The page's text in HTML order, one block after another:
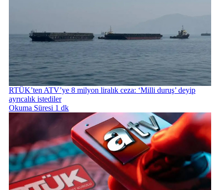
RTÜK’ten ATV’ye 8 milyon liralık ceza: ‘Milli duruş’ deyip
ayrıcalık istediler
Okuma Süresi 1 dk